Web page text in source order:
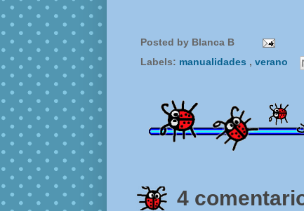
Posted by Blanca B
Labels: manualidades , verano
4